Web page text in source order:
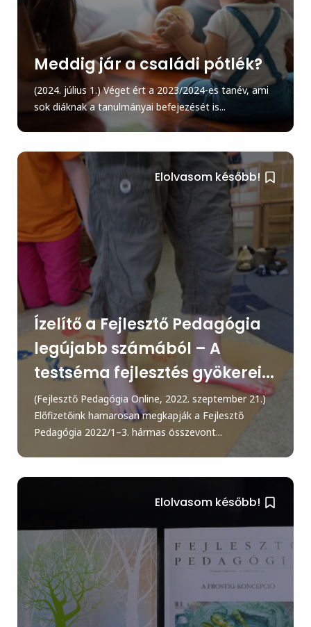
Meddig jár a családi pótlék?
(2024. július 1.) Véget ért a 2023/2024-es tanév, ami
sok diáknak a tanulmányai befejezését is...
Elolvasom később!
Ízelítő a Fejlesztő Pedagógia
legújabb számából – A
testséma fejlesztés gyökerei...
(Fejlesztő Pedagógia Online, 2022. szeptember 21.)
Előfizetőink hamarosan megkapják a Fejlesztő
Pedagógia 2022/1–3. hármas összevont...
Elolvasom később!